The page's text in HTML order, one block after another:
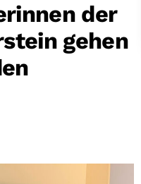
der
gehen